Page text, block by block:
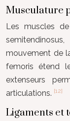
Musculature
Les muscles
mouvement de
femoris étend
extenseurs
articulations. [12]
Ligaments et